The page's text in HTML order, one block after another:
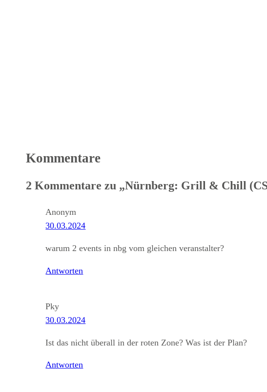
Kommentare
2 Kommentare zu „Nürnberg: Grill & Chill
Anonym
30.03.2024
warum 2 events in nbg vom gleichen veranstalter?
Antworten
Pky
30.03.2024
Ist das nicht überall in der roten Zone? Was ist der Plan?
Antworten